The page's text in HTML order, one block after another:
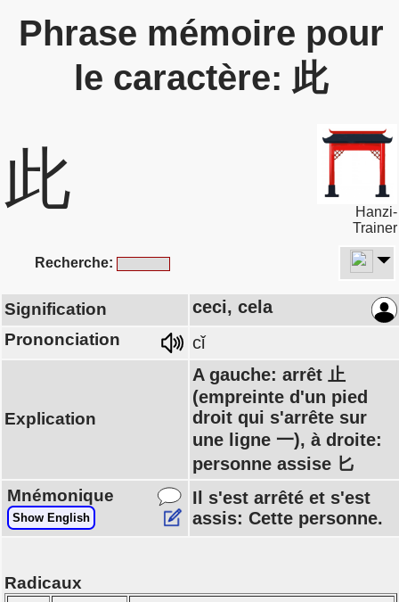
Phrase mémoire pour
le caractère: 此
此
Hanzi-
Trainer
Recherche:
Signification ceci, cela
Prononciation cǐ
Explication
A gauche: arrêt 止
(empreinte d'un pied
droit qui s'arrête sur
une ligne 一), à droite:
personne assise 匕
Mnémonique
Show English
Il s'est arrêté et s'est
assis: Cette personne.
Radicaux